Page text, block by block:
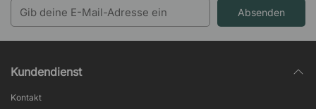
Absenden
Kundendienst
Kontakt